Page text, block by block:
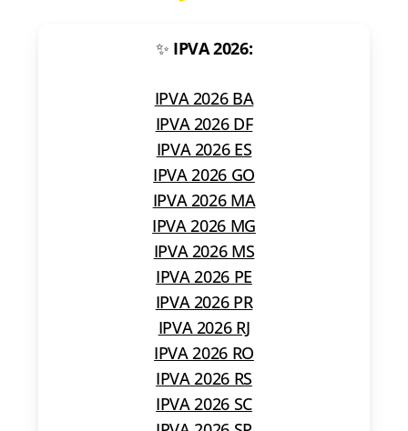
✨ IPVA 2026:
IPVA 2026 BA
IPVA 2026 DF
IPVA 2026 ES
IPVA 2026 GO
IPVA 2026 MA
IPVA 2026 MG
IPVA 2026 MS
IPVA 2026 PE
IPVA 2026 PR
IPVA 2026 RJ
IPVA 2026 RO
IPVA 2026 RS
IPVA 2026 SC